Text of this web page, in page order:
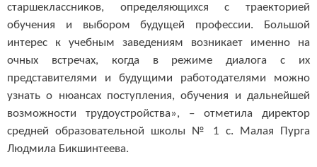
старшеклассников, определяющихся с траекторией
обучения и выбором будущей профессии. Большой
интерес к учебным заведениям возникает именно на
очных встречах, когда в режиме диалога с их
представителями и будущими работодателями можно
узнать о нюансах поступления, обучения и дальнейшей
возможности трудоустройства», – отметила директор
средней образовательной школы № 1 с. Малая Пурга
Людмила Бикшинтеева.